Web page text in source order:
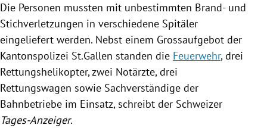
Die Personen mussten mit unbestimmten Brand- und
Stichverletzungen in verschiedene Spitäler
eingeliefert werden. Nebst einem Grossaufgebot der
Kantonspolizei St.Gallen standen die Feuerwehr, drei
Rettungshelikopter, zwei Notärzte, drei
Rettungswagen sowie Sachverständige der
Bahnbetriebe im Einsatz, schreibt der Schweizer
Tages-Anzeiger.